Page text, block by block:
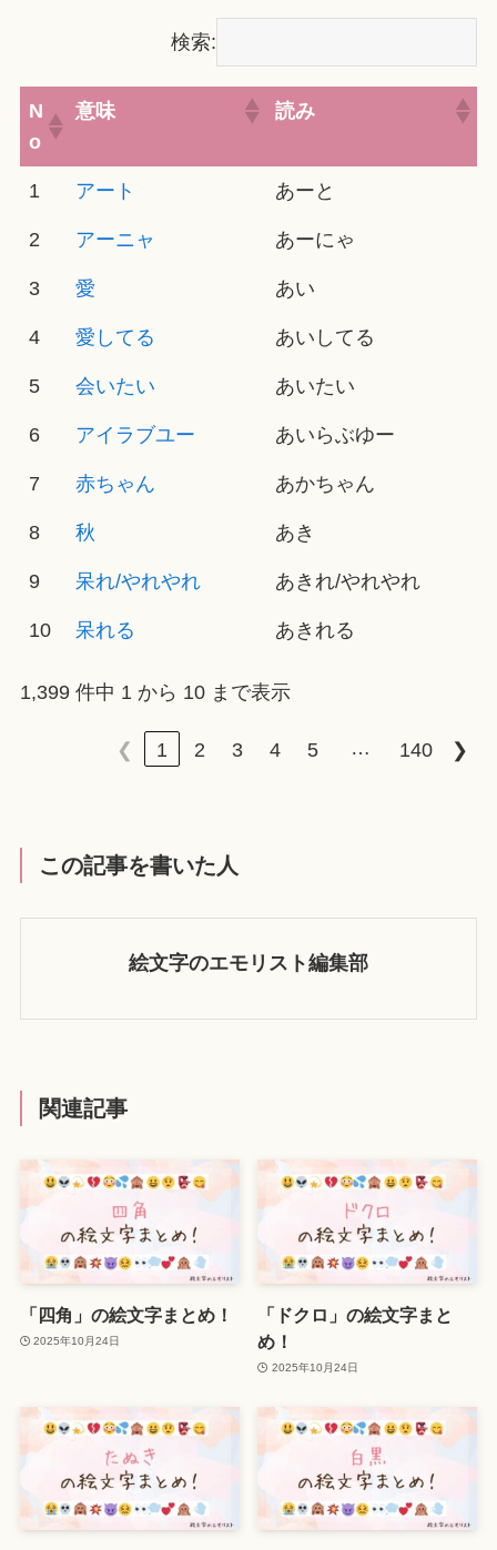
検索:
N
o
意味 読み
1 アート あーと
2 アーニャ あーにゃ
3 愛 あい
4 愛してる あいしてる
5 会いたい あいたい
6 アイラブユー あいらぶゆー
7 赤ちゃん あかちゃん
8 秋 あき
9 呆れ/やれやれ あきれ/やれやれ
10 呆れる あきれる
1,399 件中 1 から 10 まで表示
❮ 1 2 3 4 5 … 140 ❯
この記事を書いた人
絵文字のエモリスト編集部
関連記事
「四角」の絵文字まとめ！
2025年10月24日
「ドクロ」の絵文字まと
め！
2025年10月24日